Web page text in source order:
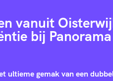
vanuit
bij Panorama
ultieme gemak van een